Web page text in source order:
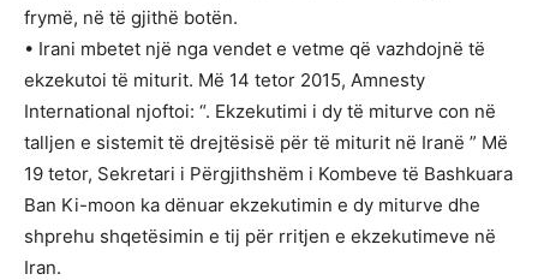
frymë, në të gjithë botën.
• Irani mbetet një nga vendet e vetme që vazhdojnë të
ekzekutoi të miturit. Më 14 tetor 2015, Amnesty
International njoftoi: “. Ekzekutimi i dy të miturve con në
talljen e sistemit të drejtësisë për të miturit në Iranë ” Më
19 tetor, Sekretari i Përgjithshëm i Kombeve të Bashkuara
Ban Ki-moon ka dënuar ekzekutimin e dy miturve dhe
shprehu shqetësimin e tij për rritjen e ekzekutimeve në
Iran.